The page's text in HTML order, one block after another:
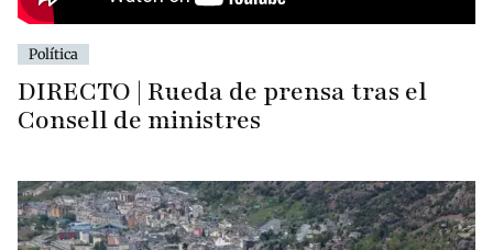
Política
DIRECTO | Rueda de prensa tras el
Consell de ministres